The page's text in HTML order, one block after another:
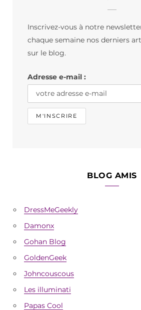
m
Inscrivez-vous à notre
chaque semaine nos derniers
sur le blog.
Adresse e-mail :
BLOG AMIS
DressMeGeekly
Damonx
Gohan Blog
GoldenGeek
Johncouscous
Les illuminati
Papas Cool